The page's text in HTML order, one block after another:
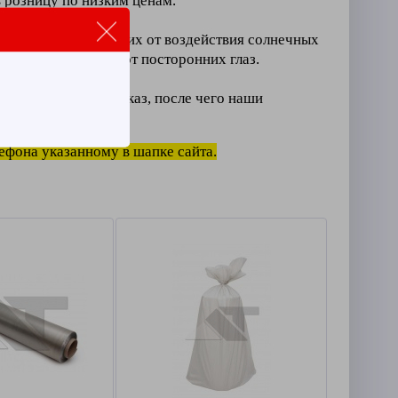
товаров, защиты
их от воздействия солнечных
от посторонних глаз.
и оформить заказ, после чего наши
указанному в шапке сайта.